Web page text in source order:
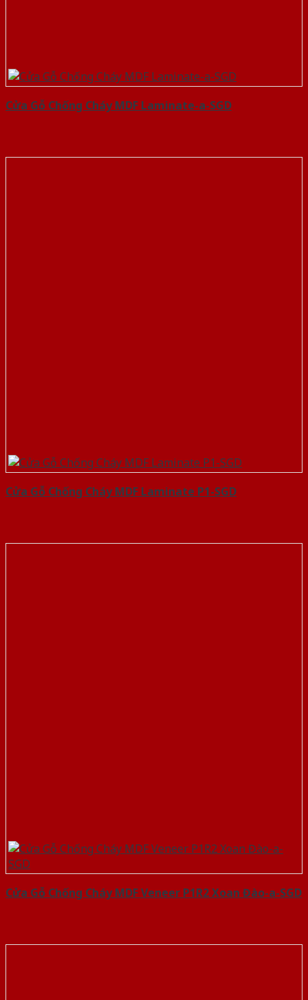
Cửa Gỗ Chống Cháy MDF Laminate-a-SGD
Cửa Gỗ Chống Cháy MDF Laminate P1-SGD
Cửa Gỗ Chống Cháy MDF Veneer P1R2 Xoan Đào-a-SGD